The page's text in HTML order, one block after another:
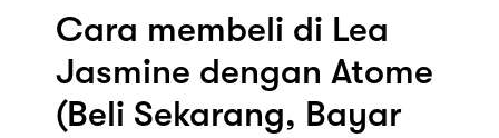
Cara membeli di Lea
Jasmine dengan Atome
(Beli Sekarang, Bayar